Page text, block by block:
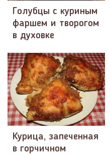
Голубцы с куриным
фаршем и творогом
в духовке
Курица, запеченная
в горчичном